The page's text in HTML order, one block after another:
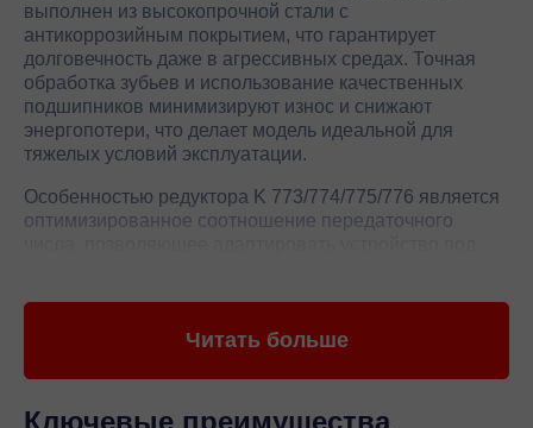
выполнен из высокопрочной стали с
антикоррозийным покрытием, что гарантирует
долговечность даже в агрессивных средах. Точная
обработка зубьев и использование качественных
подшипников минимизируют износ и снижают
энергопотери, что делает модель идеальной для
тяжелых условий эксплуатации.
Особенностью редуктора K 773/774/775/776 является
оптимизированное соотношение передаточного
Производитель Yilmaz применяет строгий контроль
Редуктор соответствует требованиям промышленных
Читать больше